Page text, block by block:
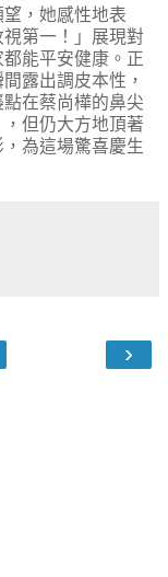
，她感性地表
第一！」展現對
能平安健康。正
露出調皮本性，
在蔡尚樺的鼻尖
，但仍大方地頂著
為這場驚喜慶生
›